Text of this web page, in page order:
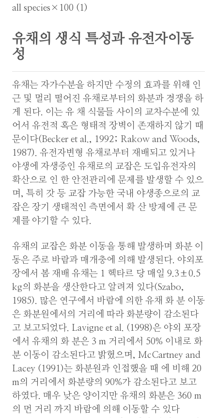
all species×100 (1)
유채의 생식 특성과 유전자이동
성
유채는 자가수분을 하지만 수정의 효과를 위해 인
근 및 멀리 떨어진 유채로부터의 화분과 경쟁을 하
게 된다. 이는 유 채 식물들 사이의 교차수분에 있
어서 유전적 혹은 형태적 장벽이 존재하지 않기 때
문이다(Becker et al., 1992; Rakow and Woods,
1987). 유전자변형 유채로부터 재배되고 있거나
야생에 자생중인 유채로의 교잡은 도입유전자의
확산으로 인 한 안전관리에 문제를 발생할 수 있으
며, 특히 갓 등 교잡 가능한 국내 야생종으로의 교
잡은 장기 생태적인 측면에서 확 산 방제에 큰 문
제를 야기할 수 있다.
유채의 교잡은 화분 이동을 통해 발생하며 화분 이
동은 주로 바람과 매개충에 의해 발생된다. 야외포
장에서 봄 재배 유채는 1 헥타르 당 매일 9.3±0.5
kg의 화분을 생산한다고 알려져 있다(Szabo,
1985). 많은 연구에서 바람에 의한 유채 화 분 이동
은 화분원에서의 거리에 따라 화분량이 감소된다
고 보고되었다. Lavigne et al. (1998)은 야외 포장
에서 유채의 화 분은 3 m 거리에서 50% 이내로 화
분 이동이 감소된다고 밝혔으며, McCartney and
Lacey (1991)는 화분원과 인접했을 때 에 비해 20
m의 거리에서 화분량의 90%가 감소된다고 보고
하였다. 매우 낮은 양이지만 유채의 화분은 360 m
의 먼 거리 까지 바람에 의해 이동할 수 있다